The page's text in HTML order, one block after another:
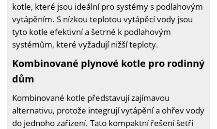
kotle, které jsou ideální pro systémy s podlahovým
vytápěním. S nízkou teplotou vytápěcí vody jsou
tyto kotle efektivní a šetrné k podlahovým
systémům, které vyžadují nižší teploty.
Kombinované plynové kotle pro rodinný
dům
Kombinované kotle představují zajímavou
alternativu, protože integrují vytápění a ohřev vody
do jednoho zařízení. Tato kompaktní řešení šetří